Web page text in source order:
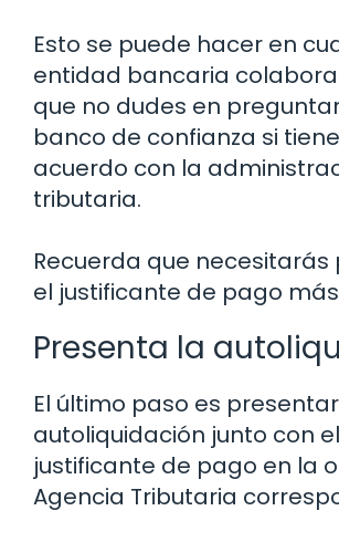
Esto se puede hacer en
entidad bancaria
que no dudes en
banco de confianza si
acuerdo con la
tributaria.
Recuerda que
el justificante de pago
Presenta la
El último paso es
autoliquidación junto con el
justificante de pago en la
Agencia Tributaria